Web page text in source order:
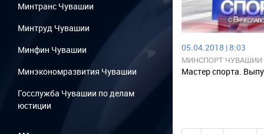
Минтранс Чувашии
Минтруд Чувашии
Минфин Чувашии
Минэкономразвития Чувашии
Госслужба Чувашии по делам
юстиции
...
05.04.2018 | 8:03
МИНСПОРТ ЧУВАШИИ
Мастер спорта.